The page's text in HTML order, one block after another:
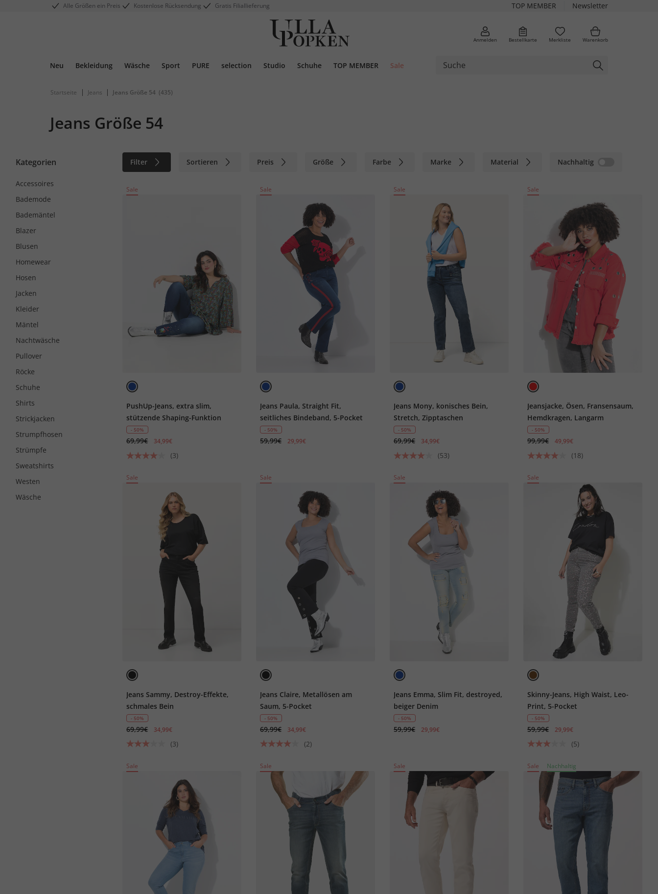
Alle Größen ein Preis Kostenlose Rücksendung Gratis Filiallieferung TOP MEMBER Newsletter
Anmelden Bestellkarte Merkliste Warenkorb
Neu Bekleidung Wäsche Sport PURE selection Studio Schuhe TOP MEMBER Sale
Startseite | Jeans | Jeans Größe 54 (435)
Jeans Größe 54
Kategorien Filter Sortieren Preis Größe Farbe Marke Material Nachhaltig
Accessoires
Bademode
Bademäntel
Blazer
Blusen
Homewear
Hosen
Jacken
Kleider
Mäntel
Nachtwäsche
Pullover
Röcke
Schuhe
Shirts
Strickjacken
Strumpfhosen
Strümpfe
Sweatshirts
Westen
Wäsche
Sale
PushUp-Jeans, extra slim,
stützende Shaping-Funktion
- 50%
69,99€ 34,99€
(3)
Sale
Jeans Paula, Straight Fit,
seitliches Bindeband, 5-Pocket
- 50%
59,99€ 29,99€
Sale
Jeans Mony, konisches Bein,
Stretch, Zipptaschen
- 50%
69,99€ 34,99€
(53)
Sale
Jeansjacke, Ösen, Fransensaum,
Hemdkragen, Langarm
- 50%
99,99€ 49,99€
(18)
Sale
Jeans Sammy, Destroy-Effekte,
schmales Bein
- 50%
69,99€ 34,99€
(3)
Sale
Jeans Claire, Metallösen am
Saum, 5-Pocket
- 50%
69,99€ 34,99€
(2)
Sale
Jeans Emma, Slim Fit, destroyed,
beiger Denim
- 50%
59,99€ 29,99€
Sale
Skinny-Jeans, High Waist, Leo-
Print, 5-Pocket
- 50%
59,99€ 29,99€
(5)
Sale Sale Sale Sale Nachhaltig